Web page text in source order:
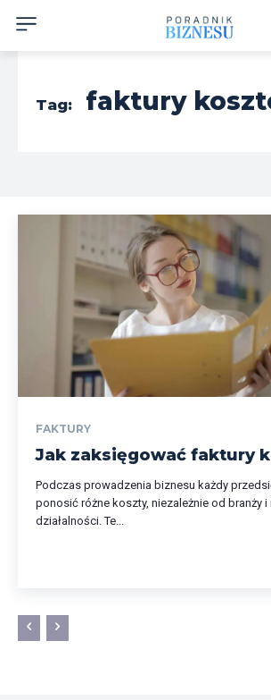
Tag: faktury
FAKTURY
Jak zaksięgować faktury
Podczas prowadzenia biznesu każdy
ponosić różne koszty, niezależnie od branży
działalności. Te...